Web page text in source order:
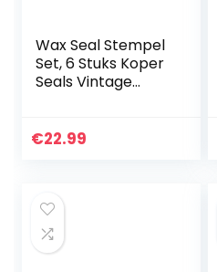
Wax Seal Stempel
Set, 6 Stuks Koper
Seals Vintage
Creatieve
€22.99